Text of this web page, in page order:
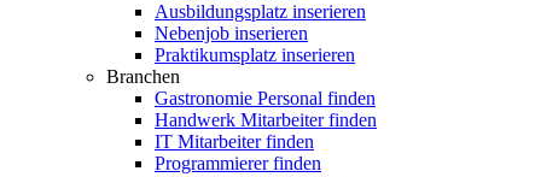
Ausbildungsplatz inserieren
Nebenjob inserieren
Praktikumsplatz inserieren
Branchen
Gastronomie Personal finden
Handwerk Mitarbeiter finden
IT Mitarbeiter finden
Programmierer finden